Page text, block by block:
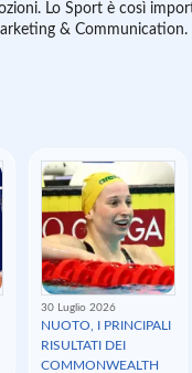
Lo Sport è così
& Communication.
30 Luglio 2026
NUOTO, I PRINCIPALI
RISULTATI DEI
COMMONWEALTH